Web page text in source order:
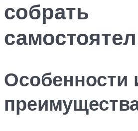
собрать
Особенности